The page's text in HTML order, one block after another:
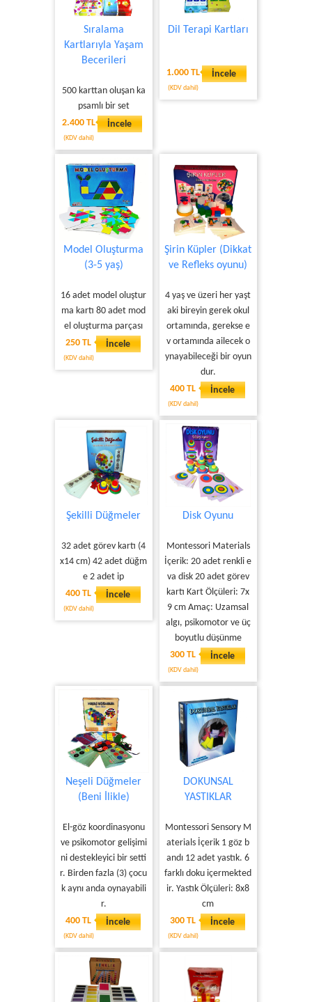
Sıralama
Kartlarıyla Yaşam
Becerileri
500 karttan oluşan ka
psamlı bir set
2.400 TL
(KDV dahil)
İncele
Dil Terapi Kartları
1.000 TL
(KDV dahil)
İncele
Model Oluşturma
(3-5 yaş)
16 adet model oluştur
ma kartı 80 adet mod
el oluşturma parçası
250 TL
(KDV dahil)
İncele
Şirin Küpler (Dikkat
ve Refleks oyunu)
4 yaş ve üzeri her yaşt
aki bireyin gerek okul
ortamında, gerekse e
v ortamında ailecek o
ynayabileceği bir oyun
dur.
400 TL
(KDV dahil)
İncele
Şekilli Düğmeler
32 adet görev kartı (4
x14 cm) 42 adet düğm
e 2 adet ip
400 TL
(KDV dahil)
İncele
Disk Oyunu
Montessori Materials
İçerik: 20 adet renkli e
va disk 20 adet görev
kartı Kart Ölçüleri: 7x
9 cm Amaç: Uzamsal
algı, psikomotor ve üç
boyutlu düşünme
300 TL
(KDV dahil)
İncele
Neşeli Düğmeler
(Beni İlikle)
El-göz koordinasyonu
ve psikomotor gelişimi
ni destekleyici bir setti
r. Birden fazla (3) çocu
k aynı anda oynayabili
r.
400 TL
(KDV dahil)
İncele
DOKUNSAL
YASTIKLAR
Montessori Sensory M
aterials İçerik 1 göz b
andı 12 adet yastık. 6
farklı doku içermekted
ir. Yastık Ölçüleri: 8x8
cm
300 TL
(KDV dahil)
İncele